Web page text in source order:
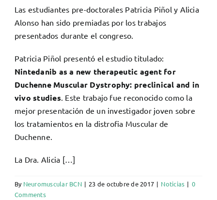
Las estudiantes pre-doctorales Patricia Piñol y Alicia
Alonso han sido premiadas por los trabajos
presentados durante el congreso.
Patricia Piñol presentó el estudio titulado:
Nintedanib as a new therapeutic agent for
Duchenne Muscular Dystrophy: preclinical and in
vivo studies . Este trabajo fue reconocido como la
mejor presentación de un investigador joven sobre
los tratamientos en la distrofia Muscular de
Duchenne.
La Dra. Alicia […]
By Neuromuscular BCN | 23 de octubre de 2017 | Noticias | 0
Comments